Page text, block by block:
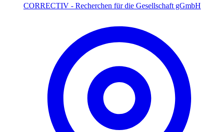
CORRECTIV - Recherchen für die Gesellschaft gGmbH